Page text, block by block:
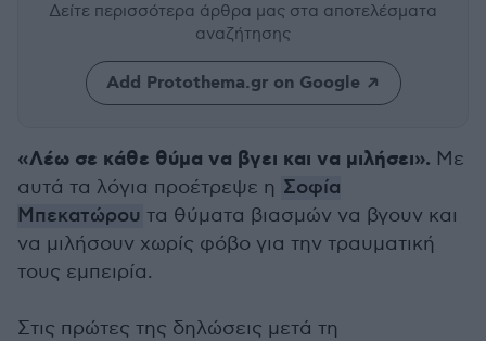
Δείτε περισσότερα άρθρα μας στα αποτελέσματα
αναζήτησης
Add Protothema.gr on Google
«Λέω σε κάθε θύμα να βγει και να μιλήσει». Με
αυτά τα λόγια προέτρεψε η Σοφία
Μπεκατώρου τα θύματα βιασμών να βγουν και
να μιλήσουν χωρίς φόβο για την τραυματική
τους εμπειρία.
Στις πρώτες της δηλώσεις μετά τη